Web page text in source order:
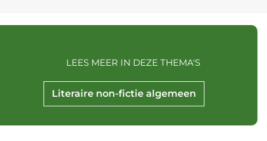
Literaire non-fictie algemeen
LEES MEER IN DEZE THEMA'S